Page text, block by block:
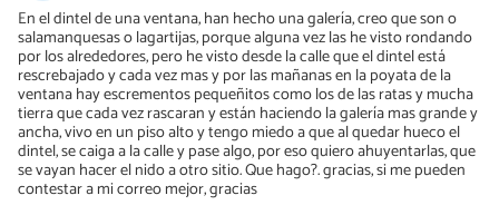
En el dintel de una ventana, han hecho una galería, creo que son o
salamanquesas o lagartijas, porque alguna vez las he visto rondando
por los alrededores, pero he visto desde la calle que el dintel está
rescrebajado y cada vez mas y por las mañanas en la poyata de la
ventana hay escrementos pequeñitos como los de las ratas y mucha
tierra que cada vez rascaran y están haciendo la galería mas grande y
ancha, vivo en un piso alto y tengo miedo a que al quedar hueco el
dintel, se caiga a la calle y pase algo, por eso quiero ahuyentarlas, que
se vayan hacer el nido a otro sitio. Que hago?. gracias, si me pueden
contestar a mi correo mejor, gracias